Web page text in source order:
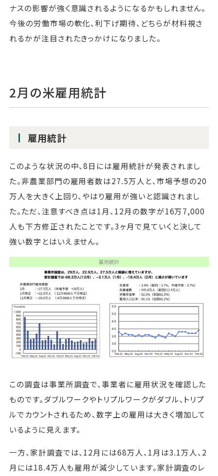
ナスの影響が強く意識されるようになるかもしれません。
今後の労働市場の軟化、利下げ期待、どちらが材料視さ
れるかが注目されたきっかけになりました。
2月の米雇用統計
雇用統計
このような状況の中、8日には雇用統計が発表されまし
た。非農業部門の雇用者数は27.5万人と、市場予想の20
万人を大きく上回り、やはり雇用が強いと認識されまし
た。ただ、注意すべき点は1月、12月の数字が16万7,000
人も下方修正されたことです。3ヶ月で見ていくと決して
強い数字とはいえません。
この調査は事業所調査で、事業者に雇用状況を確認した
ものです。ダブルワークやトリプルワークがダブル、トリプ
ルでカウントされるため、数字上の雇用は大きく増加して
いるように見えます。
一方、家計調査では、12月には68万人、1月は3.1万人、2
月には18.4万人も雇用が減少しています。家計調査のレ